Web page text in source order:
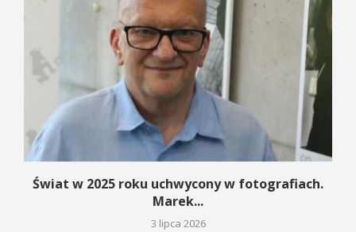
Świat w 2025 roku uchwycony w fotografiach.
Marek...
3 lipca 2026